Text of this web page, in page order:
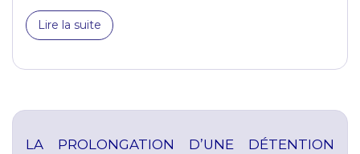
Lire la suite
LA PROLONGATION D’UNE DÉTENTION